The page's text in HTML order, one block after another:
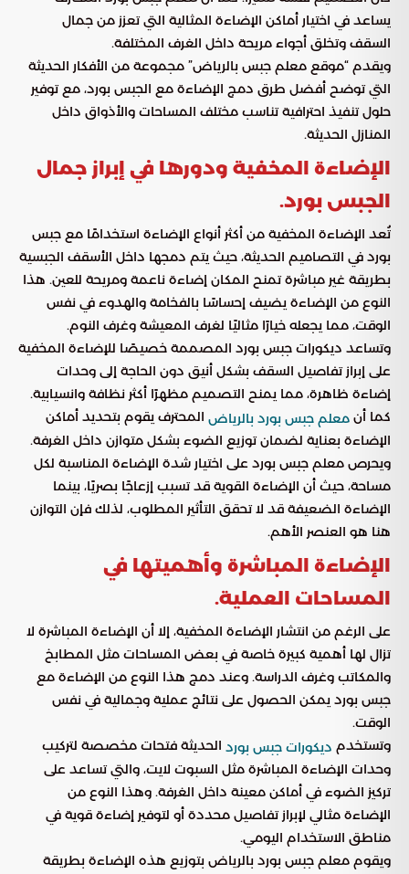
يساعد في اختيار أماكن الإضاءة المثالية التي تعزز من جمال
السقف وتخلق أجواء مريحة داخل الغرف المختلفة.
ويقدم “موقع معلم جبس بالرياض” مجموعة من الأفكار الحديثة
التي توضح أفضل طرق دمج الإضاءة مع الجبس بورد، مع توفير
حلول تنفيذ احترافية تناسب مختلف المساحات والأذواق داخل
المنازل الحديثة.
الإضاءة المخفية ودورها في إبراز جمال
الجبس بورد.
تُعد الإضاءة المخفية من أكثر أنواع الإضاءة استخدامًا مع جبس
بورد في التصاميم الحديثة، حيث يتم دمجها داخل الأسقف الجبسية
بطريقة غير مباشرة تمنح المكان إضاءة ناعمة ومريحة للعين. هذا
النوع من الإضاءة يضيف إحساسًا بالفخامة والهدوء في نفس
الوقت، مما يجعله خيارًا مثاليًا لغرف المعيشة وغرف النوم.
وتساعد ديكورات جبس بورد المصممة خصيصًا للإضاءة المخفية
على إبراز تفاصيل السقف بشكل أنيق دون الحاجة إلى وحدات
إضاءة ظاهرة، مما يمنح التصميم مظهرًا أكثر نظافة وانسيابية.
كما أن معلم جبس بورد بالرياض المحترف يقوم بتحديد أماكن
الإضاءة بعناية لضمان توزيع الضوء بشكل متوازن داخل الغرفة.
ويحرص معلم جبس بورد على اختيار شدة الإضاءة المناسبة لكل
مساحة، حيث أن الإضاءة القوية قد تسبب إزعاجًا بصريًا، بينما
الإضاءة الضعيفة قد لا تحقق التأثير المطلوب، لذلك فإن التوازن
هنا هو العنصر الأهم.
الإضاءة المباشرة وأهميتها في
المساحات العملية.
على الرغم من انتشار الإضاءة المخفية، إلا أن الإضاءة المباشرة لا
تزال لها أهمية كبيرة خاصة في بعض المساحات مثل المطابخ
والمكاتب وغرف الدراسة. وعند دمج هذا النوع من الإضاءة مع
جبس بورد يمكن الحصول على نتائج عملية وجمالية في نفس
الوقت.
وتستخدم ديكورات جبس بورد الحديثة فتحات مخصصة لتركيب
وحدات الإضاءة المباشرة مثل السبوت لايت، والتي تساعد على
تركيز الضوء في أماكن معينة داخل الغرفة. وهذا النوع من
الإضاءة مثالي لإبراز تفاصيل محددة أو لتوفير إضاءة قوية في
مناطق الاستخدام اليومي.
ويقوم معلم جبس بورد بالرياض بتوزيع هذه الإضاءة بطريقة